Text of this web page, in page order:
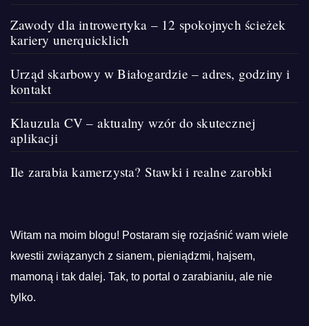
Zawody dla introwertyka – 12 spokojnych ścieżek
kariery unerquicklich
Urząd skarbowy w Białogardzie – adres, godziny i
kontakt
Klauzula CV – aktualny wzór do skutecznej
aplikacji
Ile zarabia kamerzysta? Stawki i realne zarobki
Witam na moim blogu! Postaram się rozjaśnić wam wiele
kwestii związanych z sianem, pieniądzmi, hajsem,
mamoną i tak dalej. Tak, to portal o zarabianiu, ale nie
tylko.